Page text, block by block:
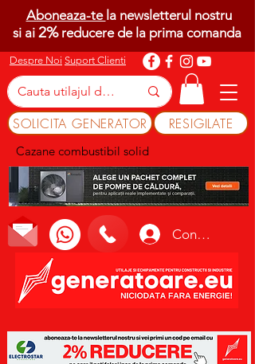
Despre Noi Suport Clienti
SOLICITA GENERATOR RESIGILATE
Cazane combustibil solid
Conectează-te
Aboneaza-te la newsletterul nostru
si ai 2%reducere de la prima comanda